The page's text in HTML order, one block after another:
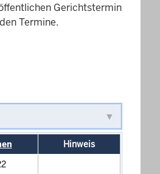
Gerichtstermin
Termine.
Hinweis